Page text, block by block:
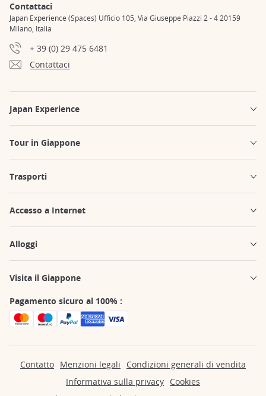
Contattaci
Japan Experience (Spaces) Ufficio 105, Via Giuseppe Piazzi 2 - 4 20159
Milano, Italia
+ 39 (0) 29 475 6481
Contattaci
Japan Experience
Tour in Giappone
Trasporti
Accesso a Internet
Alloggi
Visita il Giappone
Pagamento sicuro al 100% :
Contatto Menzioni legali
Condizioni generali di vendita
Informativa sulla privacy Cookies